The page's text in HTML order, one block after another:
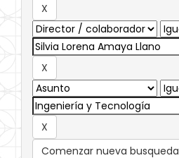
Comenzar nueva busqueda